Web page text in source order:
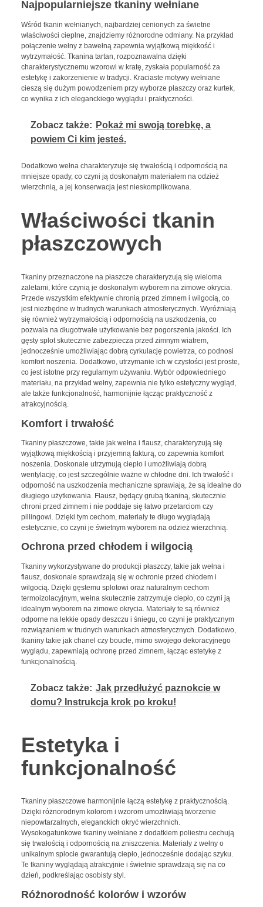
Najpopularniejsze tkaniny wełniane
Wśród tkanin wełnianych, najbardziej cenionych za świetne
właściwości cieplne, znajdziemy różnorodne odmiany. Na przykład
połączenie wełny z bawełną zapewnia wyjątkową miękkość i
wytrzymałość. Tkanina tartan, rozpoznawalna dzięki
charakterystycznemu wzorowi w kratę, zyskała popularność za
estetykę i zakorzenienie w tradycji. Kraciaste motywy wełniane
cieszą się dużym powodzeniem przy wyborze płaszczy oraz kurtek,
co wynika z ich eleganckiego wyglądu i praktyczności.
Zobacz także: Pokaż mi swoją torebkę, a
powiem Ci kim jesteś.
Dodatkowo wełna charakteryzuje się trwałością i odpornością na
mniejsze opady, co czyni ją doskonałym materiałem na odzież
wierzchnią, a jej konserwacja jest nieskomplikowana.
Właściwości tkanin
płaszczowych
Tkaniny przeznaczone na płaszcze charakteryzują się wieloma
zaletami, które czynią je doskonałym wyborem na zimowe okrycia.
Przede wszystkim efektywnie chronią przed zimnem i wilgocią, co
jest niezbędne w trudnych warunkach atmosferycznych. Wyróżniają
się również wytrzymałością i odpornością na uszkodzenia, co
pozwala na długotrwałe użytkowanie bez pogorszenia jakości. Ich
gęsty splot skutecznie zabezpiecza przed zimnym wiatrem,
jednocześnie umożliwiając dobrą cyrkulację powietrza, co podnosi
komfort noszenia. Dodatkowo, utrzymanie ich w czystości jest proste,
co jest istotne przy regularnym używaniu. Wybór odpowiedniego
materiału, na przykład wełny, zapewnia nie tylko estetyczny wygląd,
ale także funkcjonalność, harmonijnie łącząc praktyczność z
atrakcyjnością.
Komfort i trwałość
Tkaniny płaszczowe, takie jak wełna i flausz, charakteryzują się
wyjątkową miękkością i przyjemną fakturą, co zapewnia komfort
noszenia. Doskonale utrzymują ciepło i umożliwiają dobrą
wentylację, co jest szczególnie ważne w chłodne dni. Ich trwałość i
odporność na uszkodzenia mechaniczne sprawiają, że są idealne do
długiego użytkowania. Flausz, będący grubą tkaniną, skutecznie
chroni przed zimnem i nie poddaje się łatwo przetarciom czy
pillingowi. Dzięki tym cechom, materiały te długo wyglądają
estetycznie, co czyni je świetnym wyborem na odzież wierzchnią.
Ochrona przed chłodem i wilgocią
Tkaniny wykorzystywane do produkcji płaszczy, takie jak wełna i
flausz, doskonale sprawdzają się w ochronie przed chłodem i
wilgocią. Dzięki gęstemu splotowi oraz naturalnym cechom
termoizolacyjnym, wełna skutecznie zatrzymuje ciepło, co czyni ją
idealnym wyborem na zimowe okrycia. Materiały te są również
odporne na lekkie opady deszczu i śniegu, co czyni je praktycznym
rozwiązaniem w trudnych warunkach atmosferycznych. Dodatkowo,
tkaniny takie jak chanel czy boucle, mimo swojego dekoracyjnego
wyglądu, zapewniają ochronę przed zimnem, łącząc estetykę z
funkcjonalnością.
Zobacz także: Jak przedłużyć paznokcie w
domu? Instrukcja krok po kroku!
Estetyka i
funkcjonalność
Tkaniny płaszczowe harmonijnie łączą estetykę z praktycznością.
Dzięki różnorodnym kolorom i wzorom umożliwiają tworzenie
niepowtarzalnych, eleganckich okryć wierzchnich.
Wysokogatunkowe tkaniny wełniane z dodatkiem poliestru cechują
się trwałością i odpornością na zniszczenia. Materiały z wełny o
unikalnym splocie gwarantują ciepło, jednocześnie dodając szyku.
Te tkaniny wyglądają atrakcyjnie i świetnie sprawdzają się na co
dzień, podkreślając osobisty styl.
Różnorodność kolorów i wzorów